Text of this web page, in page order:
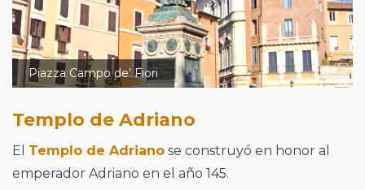
Piazza Campo de’ Fiori
Templo de Adriano
El Templo de Adriano se construyó en honor al
emperador Adriano en el año 145.